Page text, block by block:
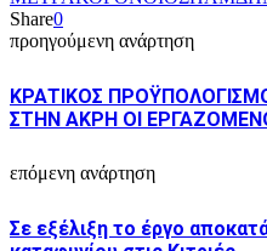
Share0
προηγούμενη ανάρτηση
ΚΡΑΤΙΚΟΣ
ΣΤΗΝ ΑΚΡΗ ΟΙ
επόμενη ανάρτηση
Σε εξέλιξη το έργο